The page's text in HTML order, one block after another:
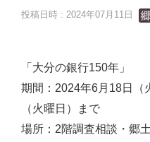
投稿日時 : 2024年07月11日
「大分の銀行150年」
期間：2024年6月18日（
（火曜日）まで
場所：2階調査相談・郷